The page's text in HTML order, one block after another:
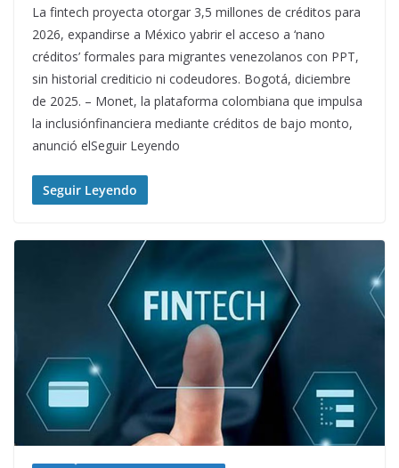
La ﬁntech proyecta otorgar 3,5 millones de créditos para
2026, expandirse a México yabrir el acceso a ‘nano
créditos’ formales para migrantes venezolanos con PPT,
sin historial crediticio ni codeudores. Bogotá, diciembre
de 2025. – Monet, la plataforma colombiana que impulsa
la inclusiónﬁnanciera mediante créditos de bajo monto,
anunció elSeguir Leyendo
Seguir Leyendo